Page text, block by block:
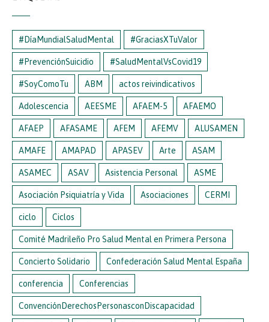
#DíaMundialSaludMental #GraciasXTuValor
#PrevenciónSuicidio #SaludMentalVsCovid19
#SoyComoTu ABM actos reivindicativos
Adolescencia AEESME AFAEM-5 AFAEMO
AFAEP AFASAME AFEM AFEMV ALUSAMEN
AMAFE AMAPAD APASEV Arte ASAM
ASAMEC ASAV Asistencia Personal ASME
Asociación Psiquiatría y Vida Asociaciones CERMI
ciclo Ciclos
Comité Madrileño Pro Salud Mental en Primera Persona
Concierto Solidario Confederación Salud Mental España
conferencia Conferencias
ConvenciónDerechosPersonasconDiscapacidad